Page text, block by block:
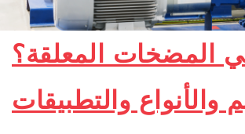
المضخات المعلقة؟
والأنواع والتطبيقات